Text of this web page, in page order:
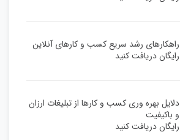
راهکارهای رشد سریع کسب و کارهای آنلاین
رایگان دریافت کنید
دلایل بهره وری کسب و کارها از تبلیغات ارزان
و باکیفیت
رایگان دریافت کنید